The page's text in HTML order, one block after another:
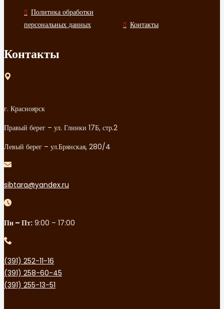
Политика обработки
персональных данных
Контакты
Контакты
г. Красноярск
Правый берег – ул. Глинки 17Б, стр.2
Левый берег – ул.Брянская, 280/4
sibtara@yandex.ru
Пн – Пт: 9:00 – 17:00
(391) 252-11-16
(391) 258-60-45
(391) 255-13-51